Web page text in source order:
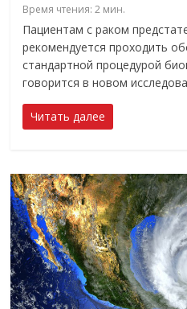
Время чтения:2 мин.
Пациентам с раком
рекомендуется проходить
стандартной процедурой
говорится в новом
Читать далее